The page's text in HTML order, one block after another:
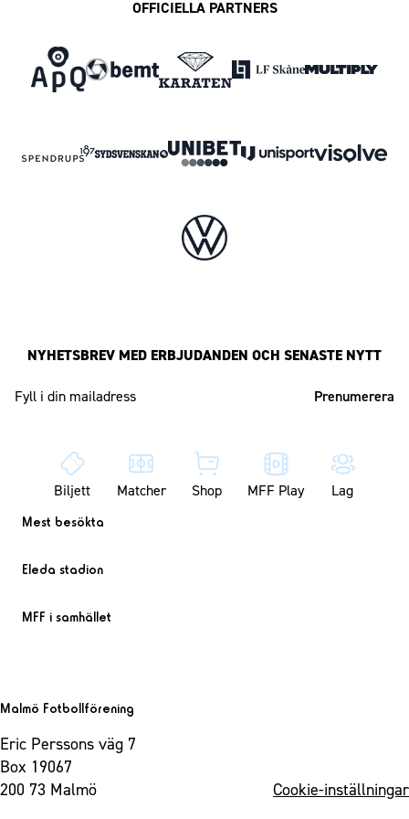
OFFICIELLA PARTNERS
NYHETSBREV MED ERBJUDANDEN OCH SENASTE NYTT
Biljett Matcher Shop MFF Play Lag
Mest besökta
Eleda stadion
MFF i samhället
Malmö Fotbollförening
Eric Perssons väg 7
Box 19067
200 73 Malmö
Cookie-inställningar